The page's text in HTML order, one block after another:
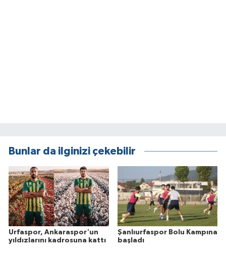
Bunlar da ilginizi çekebilir
Urfaspor, Ankaraspor'un
yıldızlarını kadrosuna kattı
Şanlıurfaspor Bolu Kampına
başladı